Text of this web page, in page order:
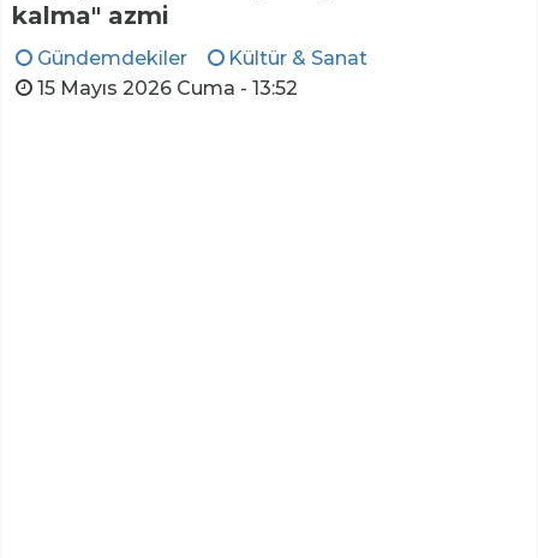
kalma" azmi
Gündemdekiler
Kültür & Sanat
15 Mayıs 2026 Cuma - 13:52